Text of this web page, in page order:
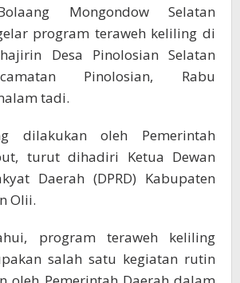
Mongondow Selatan
program teraweh keliling di
Desa Pinolosian Selatan
Pinolosian, Rabu
tadi.
dilakukan oleh Pemerintah
turut dihadiri Ketua Dewan
Daerah (DPRD) Kabupaten
Olii.
program teraweh keliling
salah satu kegiatan rutin